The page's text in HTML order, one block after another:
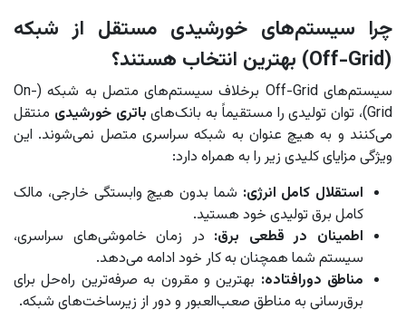
چرا سیستم‌های خورشیدی مستقل از شبکه
(Off-Grid) بهترین انتخاب هستند؟
سیستم‌های Off-Grid برخلاف سیستم‌های متصل به شبکه (On-
Grid)، توان تولیدی را مستقیماً به بانک‌های
باتری خورشیدی منتقل
می‌کنند و به هیچ عنوان به شبکه سراسری متصل نمی‌شوند. این
ویژگی مزایای کلیدی زیر را به همراه دارد:
استقلال کامل انرژی: شما بدون هیچ وابستگی خارجی، مالک
کامل برق تولیدی خود هستید.
اطمینان در قطعی برق: در زمان خاموشی‌های سراسری،
سیستم شما همچنان به کار خود ادامه می‌دهد.
مناطق دورافتاده: بهترین و مقرون به صرفه‌ترین راه‌حل برای
برق‌رسانی به مناطق صعب‌العبور و دور از زیرساخت‌های شبکه.